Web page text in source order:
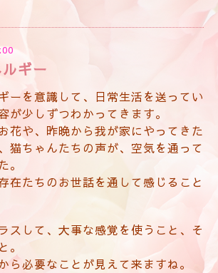
ギー
ーを意識して、日常生活を送ってい
が少しずつわかってきます。
花や、昨晩から我が家にやってきた
猫ちゃんたちの声が、空気を通って
。
在たちのお世話を通して感じること
スして、大事な感覚を使うこと、そ
。
ら必要なことが見えて来ますね。